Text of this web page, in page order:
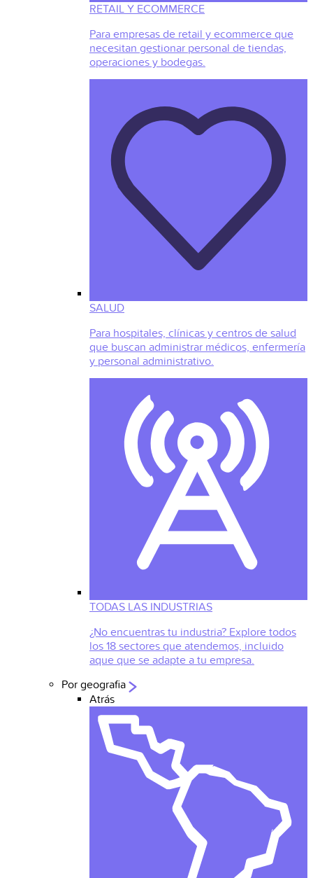
RETAIL Y ECOMMERCE
Para empresas de retail y ecommerce que
necesitan gestionar personal de tiendas,
operaciones y bodegas.
SALUD
Para hospitales, clínicas y centros de salud
que buscan administrar médicos, enfermería
y personal administrativo.
TODAS LAS INDUSTRIAS
¿No encuentras tu industria? Explore todos
los 18 sectores que atendemos, incluido
aque que se adapte a tu empresa.
Por geografia
Atrás